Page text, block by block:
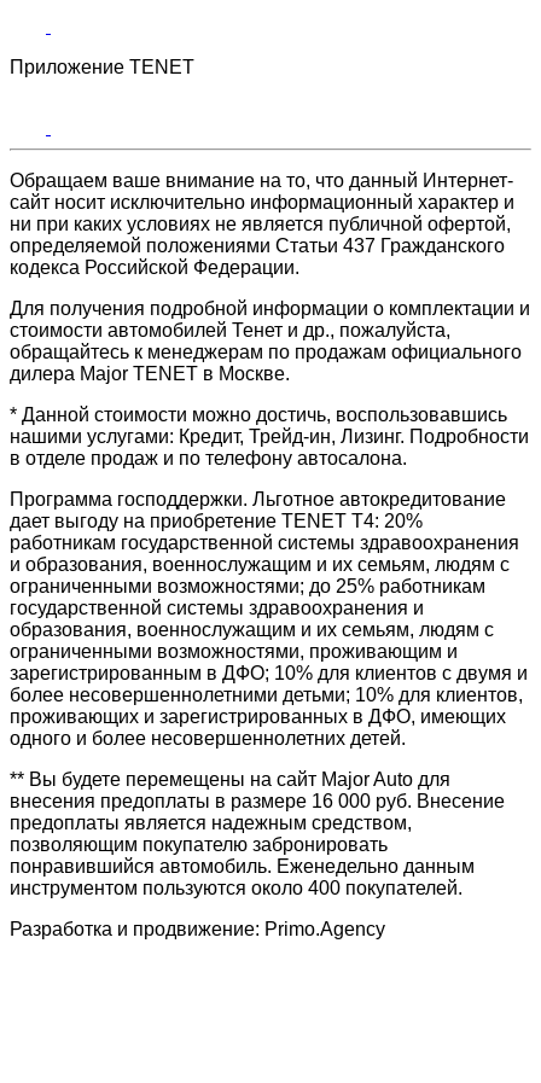
Приложение TENET
Обращаем ваше внимание на то, что данный Интернет-
сайт носит исключительно информационный характер и
ни при каких условиях не является публичной офертой,
определяемой положениями Статьи 437 Гражданского
кодекса Российской Федерации.
Для получения подробной информации о комплектации и
стоимости автомобилей Тенет и др., пожалуйста,
обращайтесь к менеджерам по продажам официального
дилера Major TENET в Москве.
* Данной стоимости можно достичь, воспользовавшись
нашими услугами: Кредит, Трейд-ин, Лизинг. Подробности
в отделе продаж и по телефону автосалона.
Программа господдержки. Льготное автокредитование
дает выгоду на приобретение TENET T4: 20%
работникам государственной системы здравоохранения
и образования, военнослужащим и их семьям, людям с
ограниченными возможностями; до 25% работникам
государственной системы здравоохранения и
образования, военнослужащим и их семьям, людям с
ограниченными возможностями, проживающим и
зарегистрированным в ДФО; 10% для клиентов с двумя и
более несовершеннолетними детьми; 10% для клиентов,
проживающих и зарегистрированных в ДФО, имеющих
одного и более несовершеннолетних детей.
** Вы будете перемещены на сайт Major Auto для
внесения предоплаты в размере 16 000 руб. Внесение
предоплаты является надежным средством,
позволяющим покупателю забронировать
понравившийся автомобиль. Еженедельно данным
инструментом пользуются около 400 покупателей.
Разработка и продвижение: Primo.Agency